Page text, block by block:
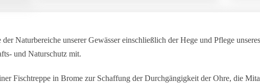
Naturbereiche unserer Gewässer einschließlich der Hege und Pflege
und Naturschutz mit.
Fischtreppe in Brome zur Schaffung der Durchgängigkeit der Ohre, die